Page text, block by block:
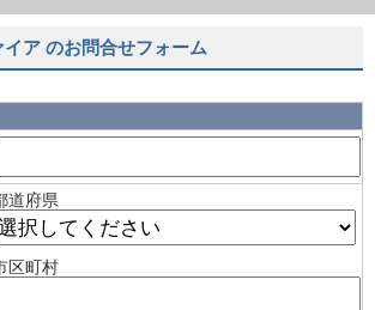
イア のお問合せフォーム
道府県
区町村